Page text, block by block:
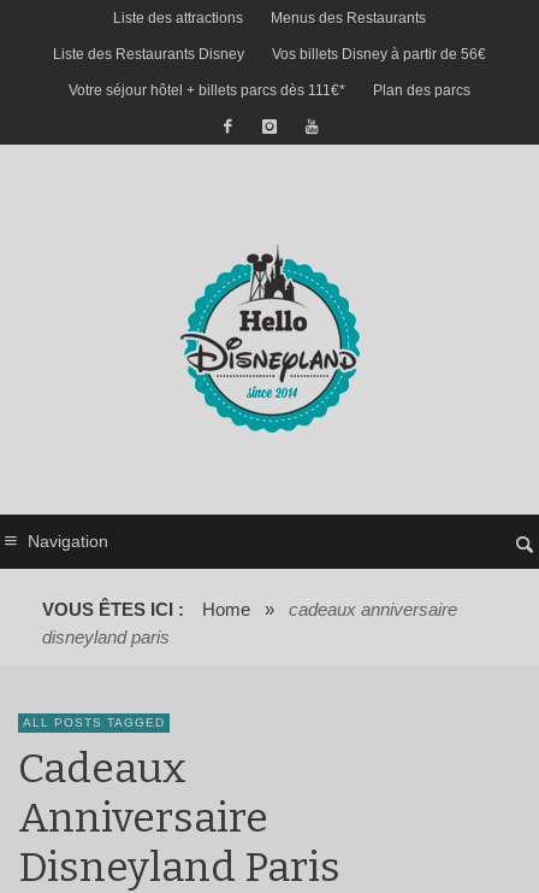
Liste des attractions Menus des Restaurants
Liste des Restaurants Disney Vos billets Disney à partir de 56€
Votre séjour hôtel + billets parcs dès 111€* Plan des parcs
Navigation
VOUS ÊTES ICI : Home »
cadeaux anniversaire
disneyland paris
ALL POSTS TAGGED
Cadeaux
Anniversaire
Disneyland Paris